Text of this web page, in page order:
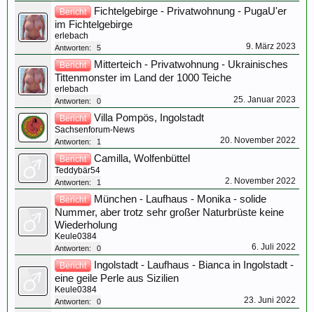
Bericht
Fichtelgebirge - Privatwohnung - PugaU'er
im Fichtelgebirge
erlebach
Antworten: 5 9. März 2023
Bericht
Mitterteich - Privatwohnung - Ukrainisches
Tittenmonster im Land der 1000 Teiche
erlebach
Antworten: 0 25. Januar 2023
Bericht Villa Pompös, Ingolstadt
Sachsenforum-News
Antworten: 1 20. November 2022
Bericht Camilla, Wolfenbüttel
Teddybär54
Antworten: 1 2. November 2022
Bericht
München - Laufhaus - Monika - solide
Nummer, aber trotz sehr großer Naturbrüste keine
Wiederholung
Keule0384
Antworten: 0 6. Juli 2022
Bericht
Ingolstadt - Laufhaus - Bianca in Ingolstadt -
eine geile Perle aus Sizilien
Keule0384
Antworten: 0 23. Juni 2022